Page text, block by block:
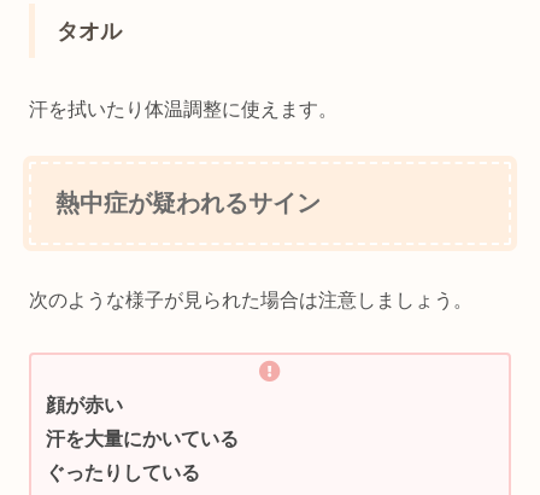
タオル
汗を拭いたり体温調整に使えます。
熱中症が疑われるサイン
次のような様子が見られた場合は注意しましょう。
顔が赤い
汗を大量にかいている
ぐったりしている